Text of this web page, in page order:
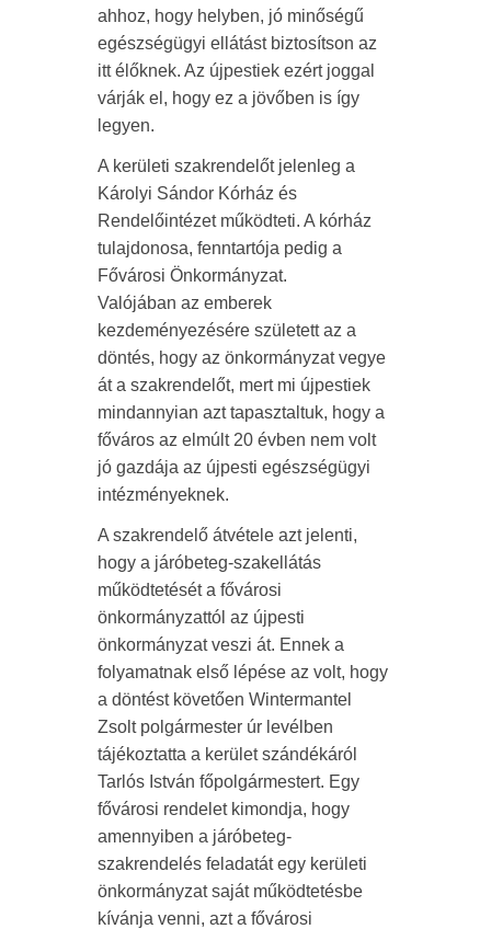
ahhoz, hogy helyben, jó minőségű
egészségügyi ellátást biztosítson az
itt élőknek. Az újpestiek ezért joggal
várják el, hogy ez a jövőben is így
legyen.
A kerületi szakrendelőt jelenleg a
Károlyi Sándor Kórház és
Rendelőintézet működteti. A kórház
tulajdonosa, fenntartója pedig a
Fővárosi Önkormányzat.
Valójában az emberek
kezdeményezésére született az a
döntés, hogy az önkormányzat vegye
át a szakrendelőt, mert mi újpestiek
mindannyian azt tapasztaltuk, hogy a
főváros az elmúlt 20 évben nem volt
jó gazdája az újpesti egészségügyi
intézményeknek.
A szakrendelő átvétele azt jelenti,
hogy a járóbeteg-szakellátás
működtetését a fővárosi
önkormányzattól az újpesti
önkormányzat veszi át. Ennek a
folyamatnak első lépése az volt, hogy
a döntést követően Wintermantel
Zsolt polgármester úr levélben
tájékoztatta a kerület szándékáról
Tarlós István főpolgármestert. Egy
fővárosi rendelet kimondja, hogy
amennyiben a járóbeteg-
szakrendelés feladatát egy kerületi
önkormányzat saját működtetésbe
kívánja venni, azt a fővárosi